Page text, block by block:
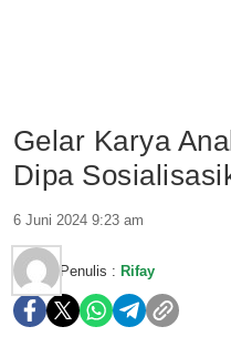
Gelar Karya
Dipa
6 Juni 2024 9:23 am
Penulis : Rifay